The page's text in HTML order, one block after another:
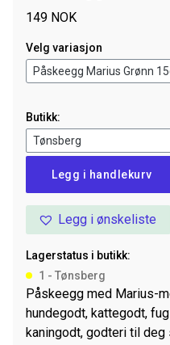
149 NOK
Velg variasjon
Butikk:
Marius
Grønn
15cm
antall
Legg i handlekurv
Legg i ønskeliste
Lagerstatus i butikk:
1 - Tønsberg
Påskeegg med Marius-
hundegodt, kattegodt,
kaningodt, godteri til